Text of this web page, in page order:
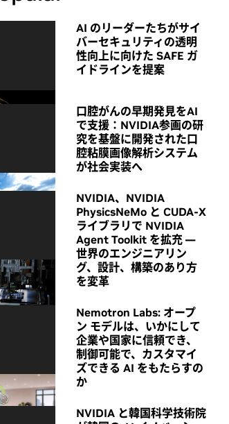
AI のリーダーたちがサイ
バーセキュリティの透明
性向上に向けた SAFE ガ
イドラインを提案
口腔がんの早期発見をAI
で支援：NVIDIA参画の研
究を基盤に開発された口
腔粘膜画像解析システム
が社会実装へ
NVIDIA、NVIDIA
PhysicsNeMo と CUDA-X
ライブラリで NVIDIA
Agent Toolkit を拡充 ―
世界のエンジニアリン
グ、設計、構築のあり方
を変革
Nemotron Labs: オープ
ン モデルは、いかにして
企業や国家に信頼でき、
制御可能で、カスタマイ
ズできる AI をもたらすの
か
NVIDIA と韓国科学技術院